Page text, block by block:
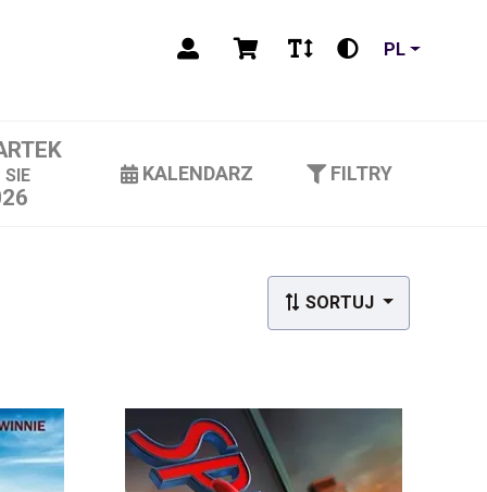
PL
SIE KALENDARZ FILTRY
SORTUJ